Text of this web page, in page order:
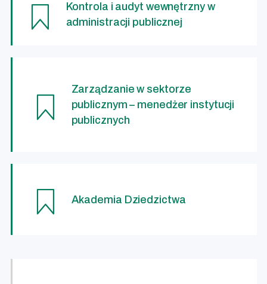
Zamówienia publiczne
Kontrola i audyt wewnętrzny w
administracji publicznej
Zarządzanie w sektorze
publicznym – menedżer instytucji
publicznych
Akademia Dziedzictwa